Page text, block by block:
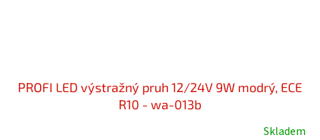
PROFI LED výstražný pruh 12/24V 9W modrý, ECE
R10 - wa-013b
Skladem